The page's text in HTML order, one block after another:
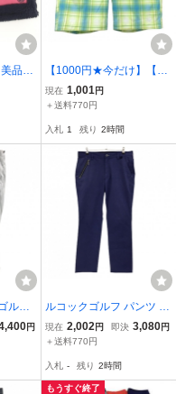
品】
スカ
イ
フウ
【1000円★今だけ】【美
品】プーマ ハーフパンツ
ライトグリーン×ライトブ
ゅう メンズ S ゴルフウェ
ア PUMA
現在 1,001円
＋送料770円
入札 1 残り 2時間
ルフ
総柄
88
円
ルコックゴルフ パンツ パ
ープル×黒 チェック柄 メ
ンズ 88 ゴルフウェア le c
現在 2,002 円 即決 3,080円
＋送料770円
入札 - 残り 2時間
もうすぐ終了